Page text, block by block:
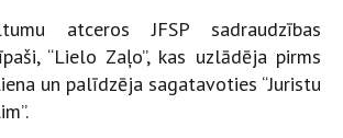
atceros JFSP sadraudzības
“Lielo Zaļo”, kas uzlādēja pirms
un palīdzēja sagatavoties “Juristu